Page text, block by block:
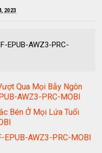
2023
EPUB-AWZ3-PRC-
Qua Mọi Bẫy Ngôn
AWZ3-PRC-MOBI
Bén Ở Mọi Lứa Tuổi
EPUB-AWZ3-PRC-MOBI